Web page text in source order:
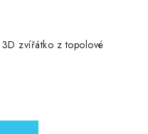
zvířátko z topolové